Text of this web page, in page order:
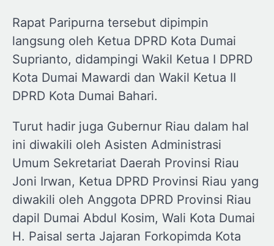
Rapat Paripurna tersebut dipimpin
langsung oleh Ketua DPRD Kota Dumai
Suprianto, didampingi Wakil Ketua I DPRD
Kota Dumai Mawardi dan Wakil Ketua II
DPRD Kota Dumai Bahari.
Turut hadir juga Gubernur Riau dalam hal
ini diwakili oleh Asisten Administrasi
Umum Sekretariat Daerah Provinsi Riau
Joni Irwan, Ketua DPRD Provinsi Riau yang
diwakili oleh Anggota DPRD Provinsi Riau
dapil Dumai Abdul Kosim, Wali Kota Dumai
H. Paisal serta Jajaran Forkopimda Kota